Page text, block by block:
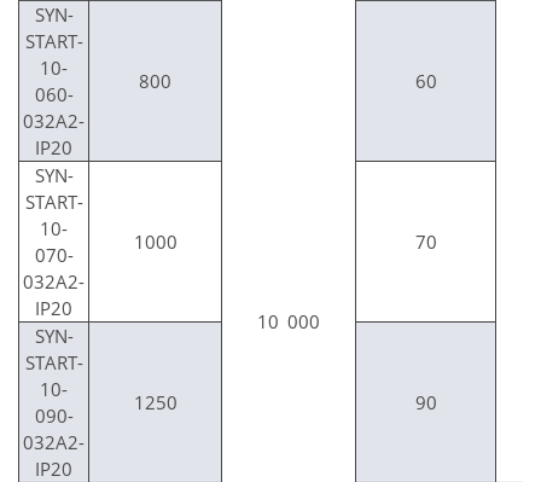
10 000
SYN-
START-
10-
060-
032A2-
IP20
800 60
SYN-
START-
10-
070-
032A2-
IP20
1000 70
SYN-
START-
10-
090-
032A2-
IP20
1250 90